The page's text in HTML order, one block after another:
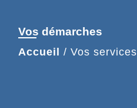
Vos démarches
Accueil / Vos services